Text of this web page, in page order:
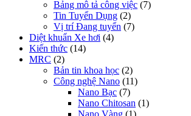
Bảng mô tả công việc (7)
Tin Tuyển Dụng (2)
Vị trí Đang tuyển (7)
Diệt khuẩn Xe hơi (4)
Kiến thức (14)
MRC (2)
Bản tin khoa học (2)
Công nghệ Nano (11)
Nano Bạc (7)
Nano Chitosan (1)